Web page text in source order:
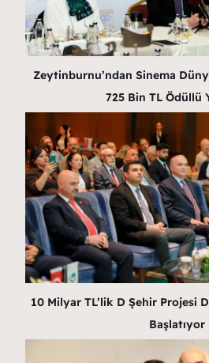
Zeytinburnu’ndan Sinema
725 Bin TL Ödüllü
10 Milyar TL’lik D Şehir Projesi
Başlatıyor